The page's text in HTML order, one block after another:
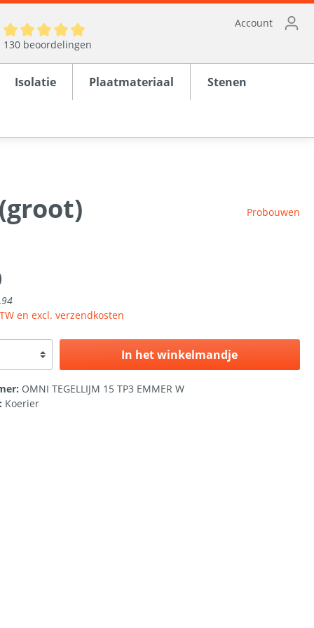
130 beoordelingen
Account
Isolatie Plaatmateriaal Stenen
Probouwen
en excl. verzendkosten
In het winkelmandje
OMNI TEGELLIJM 15 TP3 EMMER W
Koerier